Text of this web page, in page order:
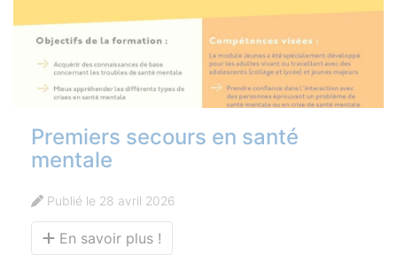
Premiers secours en santé
mentale
Publié le 28 avril 2026
En savoir plus !